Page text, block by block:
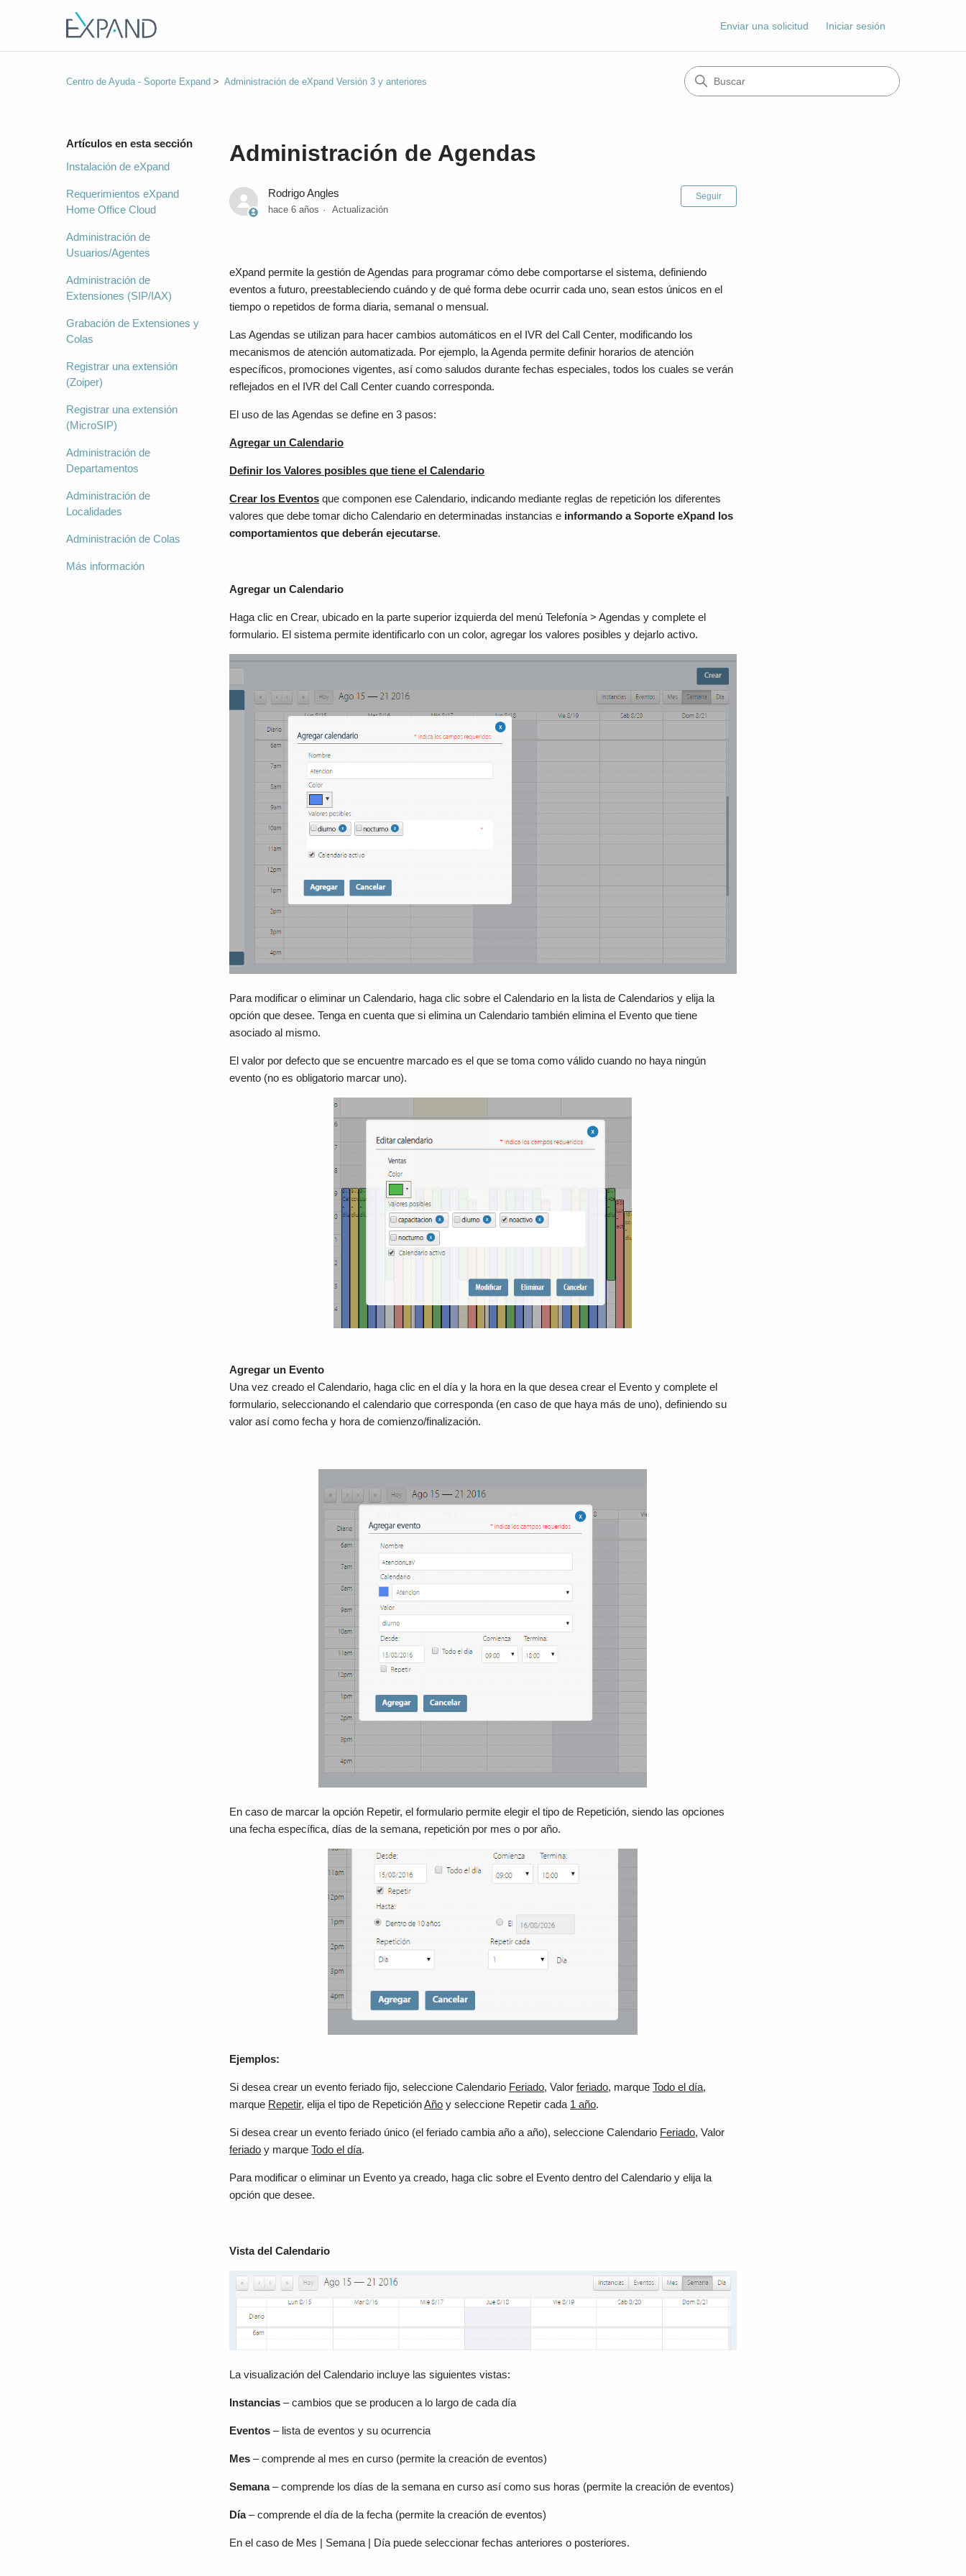
Enviar una solicitud Iniciar sesión
Centro de Ayuda - Soporte Expand Administración de eXpand Versión 3 y anteriores
Artículos en esta sección
Instalación de eXpand
Requerimientos eXpand
Home Office Cloud
Administración de
Usuarios/Agentes
Administración de
Extensiones (SIP/IAX)
Grabación de Extensiones y
Colas
Registrar una extensión
(Zoiper)
Registrar una extensión
(MicroSIP)
Administración de
Departamentos
Administración de
Localidades
Administración de Colas
Más información
Administración de Agendas
Rodrigo Angles
hace 6 años Actualización
Seguir
eXpand permite la gestión de Agendas para programar cómo debe comportarse el sistema, definiendo
eventos a futuro, preestableciendo cuándo y de qué forma debe ocurrir cada uno, sean estos únicos en el
tiempo o repetidos de forma diaria, semanal o mensual.
Las Agendas se utilizan para hacer cambios automáticos en el IVR del Call Center, modificando los
mecanismos de atención automatizada. Por ejemplo, la Agenda permite definir horarios de atención
específicos, promociones vigentes, así como saludos durante fechas especiales, todos los cuales se verán
reflejados en el IVR del Call Center cuando corresponda.
El uso de las Agendas se define en 3 pasos:
Agregar un Calendario
Definir los Valores posibles que tiene el Calendario
Crear los Eventos que componen ese Calendario, indicando mediante reglas de repetición los diferentes
valores que debe tomar dicho Calendario en determinadas instancias e informando a Soporte eXpand los
comportamientos que deberán ejecutarse.
Agregar un Calendario
Haga clic en Crear, ubicado en la parte superior izquierda del menú Telefonía > Agendas y complete el
formulario. El sistema permite identificarlo con un color, agregar los valores posibles y dejarlo activo.
Para modificar o eliminar un Calendario, haga clic sobre el Calendario en la lista de Calendarios y elija la
opción que desee. Tenga en cuenta que si elimina un Calendario también elimina el Evento que tiene
asociado al mismo.
El valor por defecto que se encuentre marcado es el que se toma como válido cuando no haya ningún
evento (no es obligatorio marcar uno).
Agregar un Evento
Una vez creado el Calendario, haga clic en el día y la hora en la que desea crear el Evento y complete el
formulario, seleccionando el calendario que corresponda (en caso de que haya más de uno), definiendo su
valor así como fecha y hora de comienzo/finalización.
En caso de marcar la opción Repetir, el formulario permite elegir el tipo de Repetición, siendo las opciones
una fecha específica, días de la semana, repetición por mes o por año.
Ejemplos:
Si desea crear un evento feriado fijo, seleccione Calendario Feriado, Valorferiado, marqueTodo el día,
marque Repetir, elija el tipo de RepeticiónAño y seleccione Repetir cada 1 año.
Si desea crear un evento feriado único (el feriado cambia año a año), seleccione Calendario Feriado, Valor
feriado y marqueTodo el día.
Para modificar o eliminar un Evento ya creado, haga clic sobre el Evento dentro del Calendario y elija la
opción que desee.
Vista del Calendario
La visualización del Calendario incluye las siguientes vistas:
Instancias – cambios que se producen a lo largo de cada día
Eventos – lista de eventos y su ocurrencia
Mes – comprende al mes en curso (permite la creación de eventos)
Semana– comprende los días de la semana en curso así como sus horas (permite la creación de eventos)
Día– comprende el día de la fecha (permite la creación de eventos)
En el caso de Mes | Semana | Día puede seleccionar fechas anteriores o posteriores.